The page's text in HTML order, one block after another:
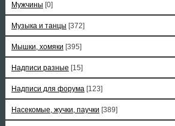
Мужчины [0]
Музыка и танцы [372]
Мышки, хомяки [395]
Надписи разные [15]
Надписи для форума [123]
Насекомые, жучки, паучки [389]